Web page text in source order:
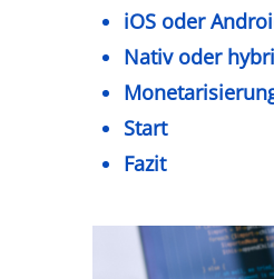
iOS oder
Nativ oder
Start
Fazit